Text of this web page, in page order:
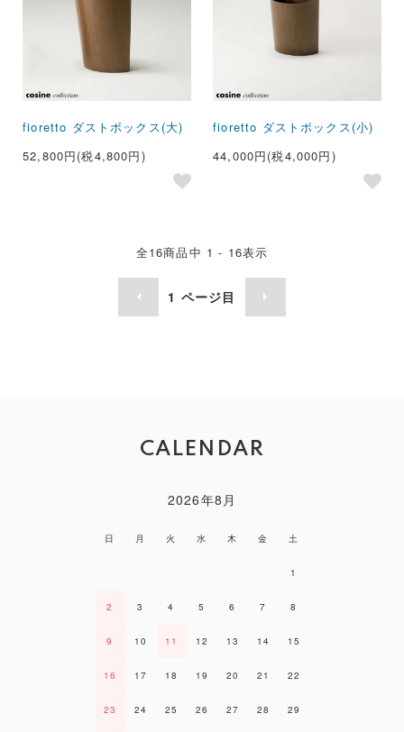
fioretto ダストボックス(大)
52,800円(税4,800円)
fioretto ダストボックス(小)
44,000円(税4,000円)
全16商品中 1 - 16表示
1 ページ目
CALENDAR
2026年8月
日 月 火 水 木 金 土
1
2 3 4 5 6 7 8
9 10 11 12 13 14 15
16 17 18 19 20 21 22
23 24 25 26 27 28 29